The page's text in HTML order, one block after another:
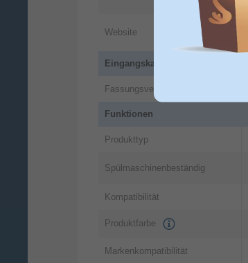
Website
Eingangskapazität
Fassungsvermögen
Funktionen
Produkttyp
Spülmaschinenbeständig
Kompatibilität
Produktfarbe
Markenkompatibilität